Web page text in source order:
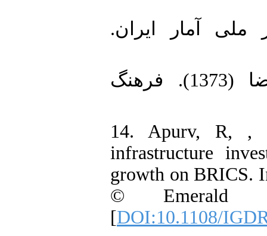
آماری (1401). مرکز ملی آمار ایران.
13. مریدی، سیاوش، نوروزی، علیرضا (1373). فرهنگ
14. Apurv, R, ,
infrastructure
growth on BRICS.
© Emerald
[DOI:10.1108/